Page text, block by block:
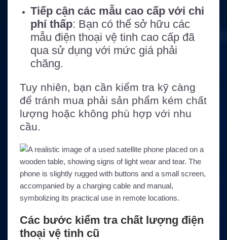
Tiếp cận các mẫu cao cấp với chi
phí thấp: Bạn có thể sở hữu các
mẫu điện thoại vệ tinh cao cấp đã
qua sử dụng với mức giá phải
chăng.
Tuy nhiên, bạn cần kiểm tra kỹ càng
để tránh mua phải sản phẩm kém chất
lượng hoặc không phù hợp với nhu
cầu.
Các bước kiểm tra chất lượng điện
thoại vệ tinh cũ